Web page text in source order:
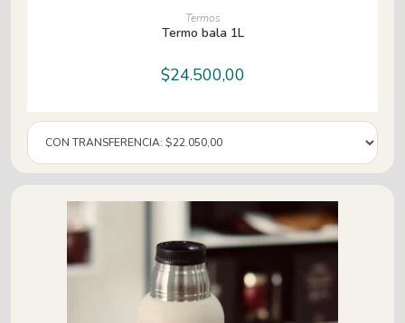
LEER MÁS
Termos
Termo bala 1L
$24.500,00